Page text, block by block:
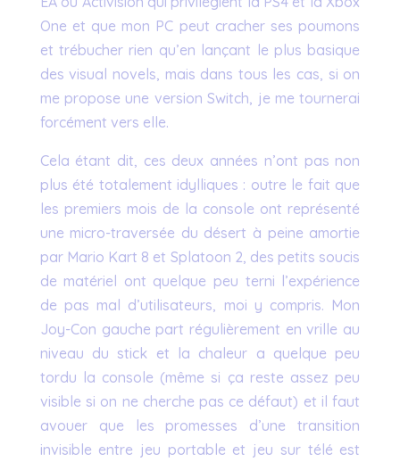
One et que mon PC peut cracher ses poumons
et trébucher rien qu’en lançant le plus basique
des visual novels, mais dans tous les cas, si on
me propose une version Switch, je me tournerai
forcément vers elle.
Cela étant dit, ces deux années n’ont pas non
plus été totalement idylliques : outre le fait que
les premiers mois de la console ont représenté
une micro-traversée du désert à peine amortie
par Mario Kart 8 et Splatoon 2, des petits soucis
de matériel ont quelque peu terni l’expérience
de pas mal d’utilisateurs, moi y compris. Mon
Joy-Con gauche part régulièrement en vrille au
niveau du stick et la chaleur a quelque peu
tordu la console (même si ça reste assez peu
visible si on ne cherche pas ce défaut) et il faut
avouer que les promesses d’une transition
invisible entre jeu portable et jeu sur télé est